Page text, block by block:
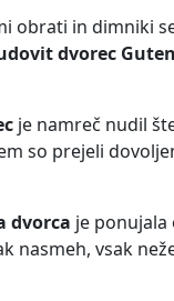
obrati in dimniki
dvorec
je namreč nudil
so prejeli
dvorca je ponujala
nasmeh, vsak